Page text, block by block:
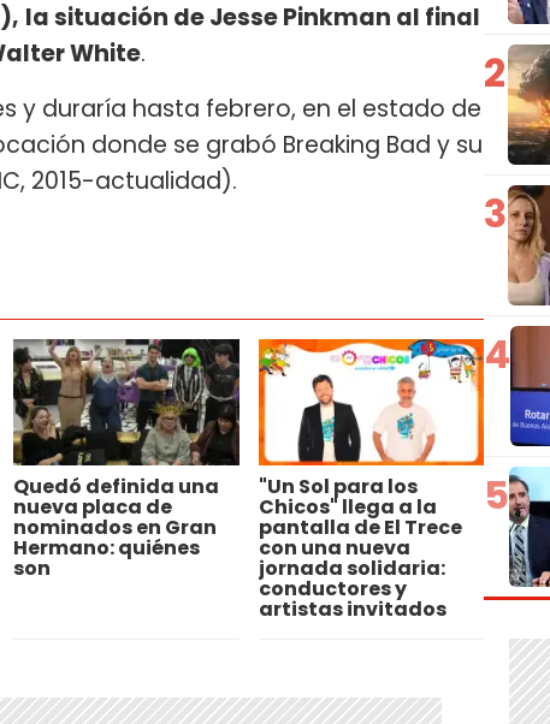
la situación de Jesse Pinkman al final
White.
y duraría hasta febrero, en el estado de
donde se grabó Breaking Bad y su
2015-actualidad).
Quedó definida una
nueva placa de
nominados en Gran
Hermano: quiénes
son
"Un Sol para los
Chicos" llega a la
pantalla de El Trece
con una nueva
jornada solidaria:
conductores y
artistas invitados
2
3
4
5